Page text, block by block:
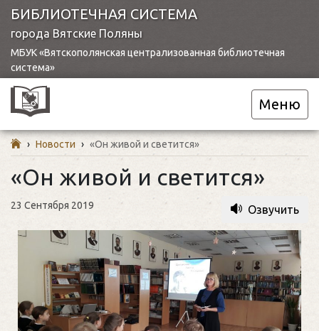
БИБЛИОТЕЧНАЯ СИСТЕМА
города Вятские Поляны
МБУК «Вятскополянская централизованная библиотечная
система»
Меню
› Новости › «Он живой и светится»
«Он живой и светится»
23 Сентября 2019 Озвучить